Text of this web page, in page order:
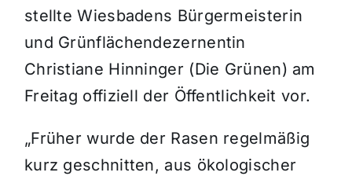
stellte Wiesbadens Bürgermeisterin
und Grünflächendezernentin
Christiane Hinninger (Die Grünen) am
Freitag offiziell der Öffentlichkeit vor.
„Früher wurde der Rasen regelmäßig
kurz geschnitten, aus ökologischer